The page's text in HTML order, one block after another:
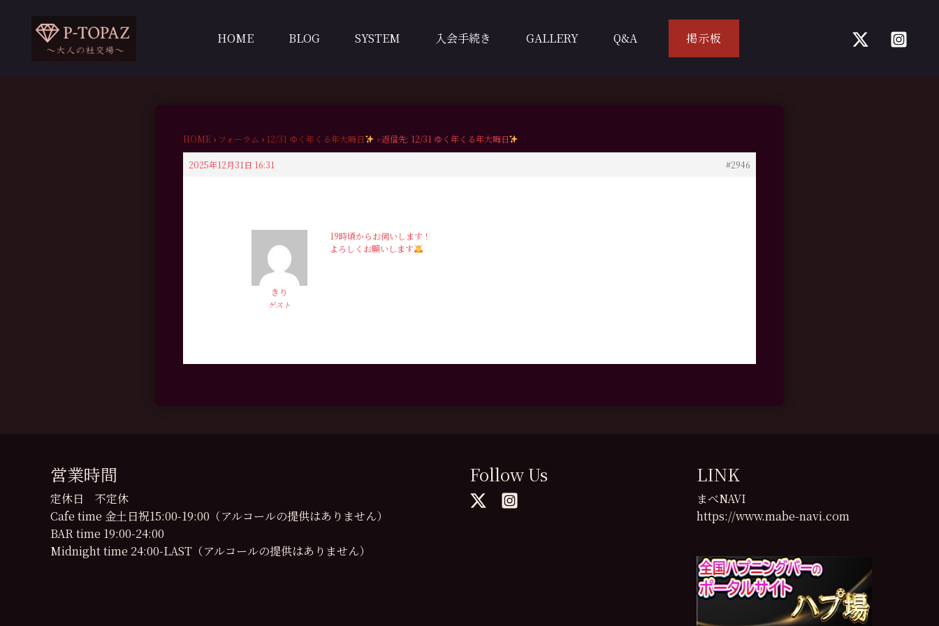
HOME BLOG SYSTEM 入会手続き GALLERY Q&A 掲示板
HOME › フォーラム › 12/31 ゆく年くる年大晦日 ›返信先: 12/31 ゆく年くる年大晦日
2025年12月31日 16:31 #2946
きり
ゲスト
19時頃からお伺いします！
よろしくお願いします
営業時間
定休日 不定休
Cafe time 金土日祝15:00-19:00（アルコールの提供はありません）
BAR time 19:00-24:00
Midnight time 24:00-LAST（アルコールの提供はありません）
Follow Us LINK
まべNAVI
https://www.mabe-navi.com